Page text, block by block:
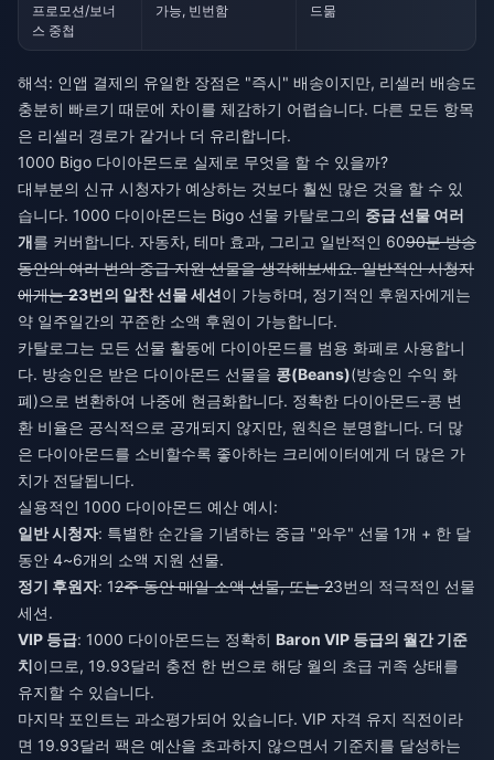
프로모션/보너
스 중첩
가능, 빈번함 드묾
해석: 인앱 결제의 유일한 장점은 "즉시" 배송이지만, 리셀러 배송도
충분히 빠르기 때문에 차이를 체감하기 어렵습니다. 다른 모든 항목
은 리셀러 경로가 같거나 더 유리합니다.
1000 Bigo 다이아몬드로 실제로 무엇을 할 수 있을까?
대부분의 신규 시청자가 예상하는 것보다 훨씬 많은 것을 할 수 있
습니다. 1000 다이아몬드는 Bigo 선물 카탈로그의 중급 선물 여러
개를 커버합니다. 자동차, 테마 효과, 그리고 일반적인 6090분 방송
동안의 여러 번의 중급 지원 선물을 생각해보세요. 일반적인 시청자
에게는23번의 알찬 선물 세션이 가능하며, 정기적인 후원자에게는
약 일주일간의 꾸준한 소액 후원이 가능합니다.
카탈로그는 모든 선물 활동에 다이아몬드를 범용 화폐로 사용합니
다. 방송인은 받은 다이아몬드 선물을 콩(Beans)(방송인 수익 화
폐)으로 변환하여 나중에 현금화합니다. 정확한 다이아몬드-콩 변
환 비율은 공식적으로 공개되지 않지만, 원칙은 분명합니다. 더 많
은 다이아몬드를 소비할수록 좋아하는 크리에이터에게 더 많은 가
치가 전달됩니다.
실용적인 1000 다이아몬드 예산 예시:
일반 시청자: 특별한 순간을 기념하는 중급 "와우" 선물 1개 + 한 달
동안 4~6개의 소액 지원 선물.
정기 후원자: 12주 동안 매일 소액 선물, 또는 23번의 적극적인 선물
세션.
VIP 등급: 1000 다이아몬드는 정확히 Baron VIP 등급의 월간 기준
치이므로, 19.93달러 충전 한 번으로 해당 월의 초급 귀족 상태를
유지할 수 있습니다.
마지막 포인트는 과소평가되어 있습니다. VIP 자격 유지 직전이라
면 19.93달러 팩은 예산을 초과하지 않으면서 기준치를 달성하는